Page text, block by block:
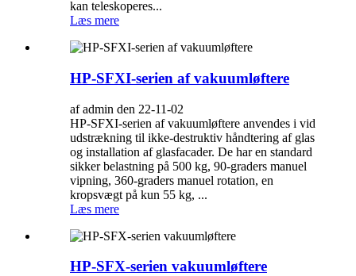
kan teleskoperes...
Læs mere
HP-SFXI-serien af ​​vakuumløftere
af admin den 22-11-02
HP-SFXI-serien af ​​vakuumløftere anvendes i vid
udstrækning til ikke-destruktiv håndtering af glas
og installation af glasfacader. De har en standard
sikker belastning på 500 kg, 90-graders manuel
vipning, 360-graders manuel rotation, en
kropsvægt på kun 55 kg, ...
Læs mere
HP-SFX-serien vakuumløftere